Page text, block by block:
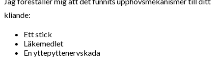
kliande:
Ett stick
Läkemedlet
En yttepyttenervskada